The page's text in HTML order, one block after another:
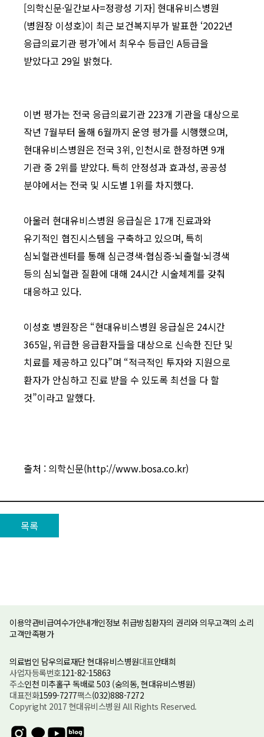
[의학신문·일간보사=정광성 기자] 현대유비스병원
(병원장 이성호)이 최근 보건복지부가 발표한 ‘2022년
응급의료기관 평가’에서 최우수 등급인 A등급을
받았다고 29일 밝혔다.
이번 평가는 전국 응급의료기관 223개 기관을 대상으로
작년 7월부터 올해 6월까지 운영 평가를 시행했으며,
현대유비스병원은 전국 3위, 인천시로 한정하면 9개
기관 중 2위를 받았다. 특히 안정성과 효과성, 공공성
분야에서는 전국 및 시도별 1위를 차지했다.
아울러 현대유비스병원 응급실은 17개 진료과와
유기적인 협진시스템을 구축하고 있으며, 특히
심뇌혈관센터를 통해 심근경색·협심증·뇌출혈·뇌경색
등의 심뇌혈관 질환에 대해 24시간 시술체계를 갖춰
대응하고 있다.
이성호 병원장은 “현대유비스병원 응급실은 24시간
365일, 위급한 응급환자들을 대상으로 신속한 진단 및
치료를 제공하고 있다”며 “적극적인 투자와 지원으로
환자가 안심하고 진료 받을 수 있도록 최선을 다 할
것”이라고 말했다.
출처 : 의학신문(http://www.bosa.co.kr)
목록
이용약관비급여수가안내개인정보 취급방침환자의 권리와 의무고객의 소리
고객만족평가
의료법인 담우의료재단 현대유비스병원대표안태희
사업자등록번호121-82-15863
주소인천 미추홀구 독배로 503 (숭의동, 현대유비스병원)
대표전화1599-7277팩스(032)888-7272
Copyright 2017 현대유비스병원 All Rights Reserved.